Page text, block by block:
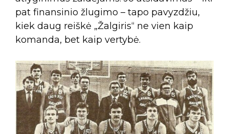
pat finansinio žlugimo – tapo pavyzdžiu,
kiek daug reiškė „Žalgiris“ ne vien kaip
komanda, bet kaip vertybė.